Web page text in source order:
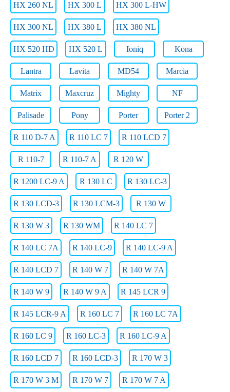
HX 260 NL HX 300 L HX 300 L-HW
HX 300 NL HX 380 L HX 380 NL
HX 520 HD HX 520 L Ioniq Kona
Lantra Lavita MD54 Marcia
Matrix Maxcruz Mighty NF
Palisade Pony Porter Porter 2
R 110 D-7 A R 110 LC 7 R 110 LCD 7
R 110-7 R 110-7 A R 120 W
R 1200 LC-9 A R 130 LC R 130 LC-3
R 130 LCD-3 R 130 LCM-3 R 130 W
R 130 W 3 R 130 WM R 140 LC 7
R 140 LC 7A R 140 LC-9 R 140 LC-9 A
R 140 LCD 7 R 140 W 7 R 140 W 7A
R 140 W 9 R 140 W 9 A R 145 LCR 9
R 145 LCR-9 A R 160 LC 7 R 160 LC 7A
R 160 LC 9 R 160 LC-3 R 160 LC-9 A
R 160 LCD 7 R 160 LCD-3 R 170 W 3
R 170 W 3 M R 170 W 7 R 170 W 7 A